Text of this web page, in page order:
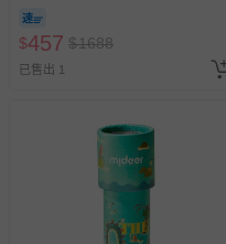
禮物/兒童節/交換禮物)
$457 $1688
已售出 1